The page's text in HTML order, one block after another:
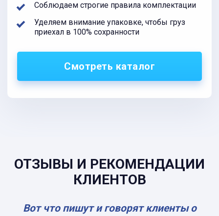
Соблюдаем строгие правила комплектации
Уделяем внимание упаковке, чтобы груз
приехал в 100% сохранности
Смотреть каталог
ОТЗЫВЫ И РЕКОМЕНДАЦИИ
КЛИЕНТОВ
Вот что пишут и говорят клиенты о